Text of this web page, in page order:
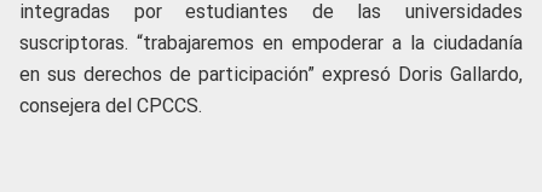
integradas por estudiantes de las universidades
suscriptoras. “trabajaremos en empoderar a la ciudadanía
en sus derechos de participación” expresó Doris Gallardo,
consejera del CPCCS.